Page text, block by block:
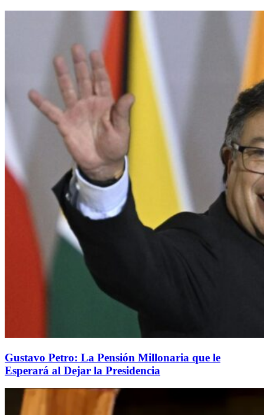
Gustavo Petro: La Pensión Millonaria que le
Esperará al Dejar la Presidencia